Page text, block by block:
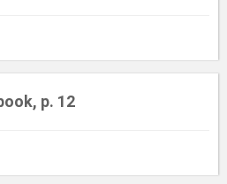
p. 12